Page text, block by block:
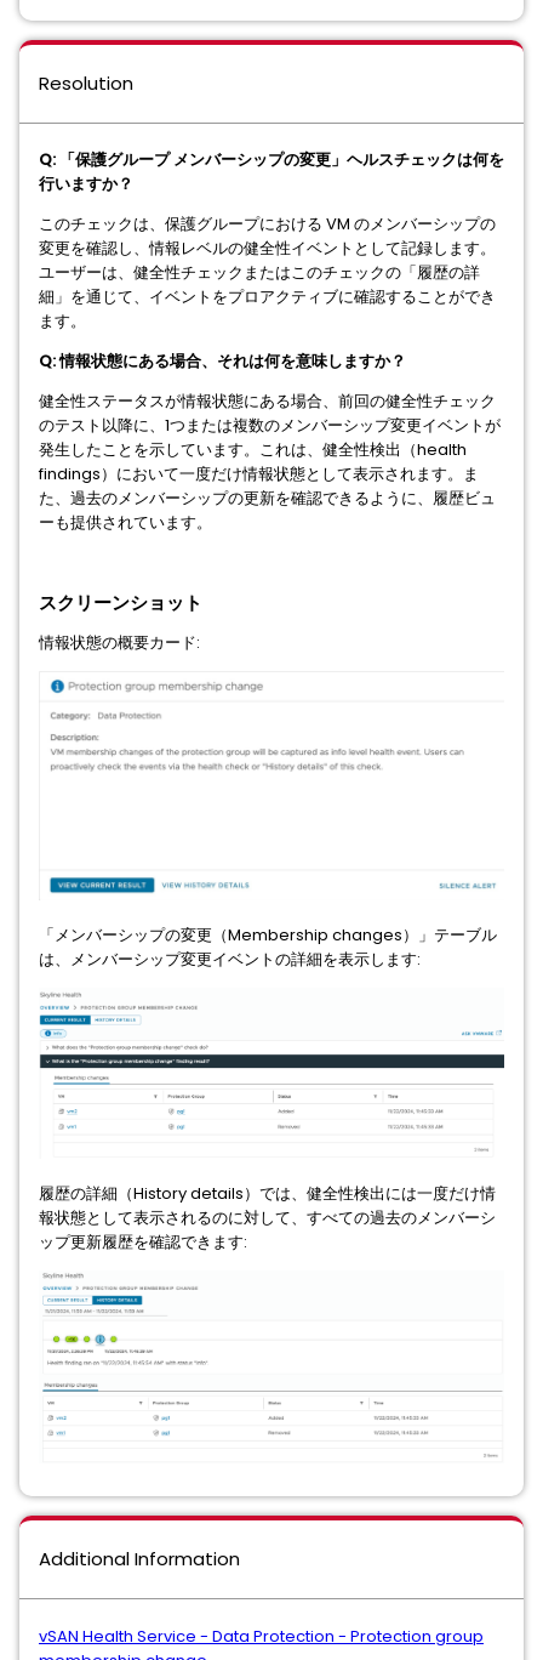
Resolution
Q: 「保護グループ メンバーシップの変更」ヘルスチェックは何を
行いますか？
このチェックは、保護グループにおける VM のメンバーシップの
変更を確認し、情報レベルの健全性イベントとして記録します。
ユーザーは、健全性チェックまたはこのチェックの「履歴の詳
細」を通じて、イベントをプロアクティブに確認することができ
ます。
Q: 情報状態にある場合、それは何を意味しますか？
健全性ステータスが情報状態にある場合、前回の健全性チェック
のテスト以降に、1つまたは複数のメンバーシップ変更イベントが
発生したことを示しています。これは、健全性検出（health
findings）において一度だけ情報状態として表示されます。ま
た、過去のメンバーシップの更新を確認できるように、履歴ビュ
ーも提供されています。
スクリーンショット
情報状態の概要カード:
「メンバーシップの変更（Membership changes）」テーブル
は、メンバーシップ変更イベントの詳細を表示します:
履歴の詳細（History details）では、健全性検出には一度だけ情
報状態として表示されるのに対して、すべての過去のメンバーシ
ップ更新履歴を確認できます:
Additional Information
vSAN Health Service - Data Protection - Protection group